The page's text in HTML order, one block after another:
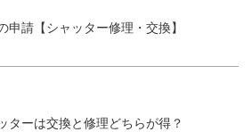
申請【シャッター修理・交換】
ターは交換と修理どちらが得？